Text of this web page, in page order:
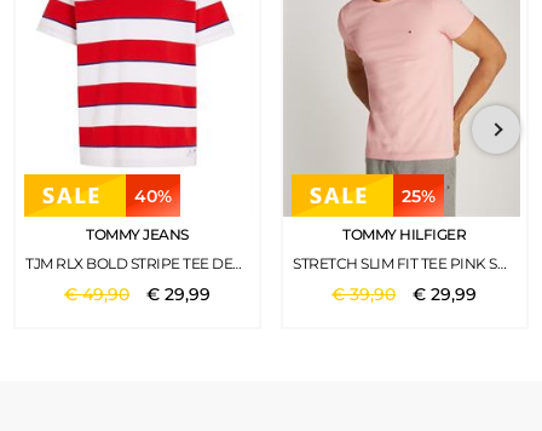
40%
TOMMY JEANS
TJM RLX BOLD STRIPE TEE DEEP CRIMSON
€49,90 €29,99
25%
TOMMY HILFIGER
STRETCH SLIM FIT TEE PINK SHADE
€39,90 €29,99